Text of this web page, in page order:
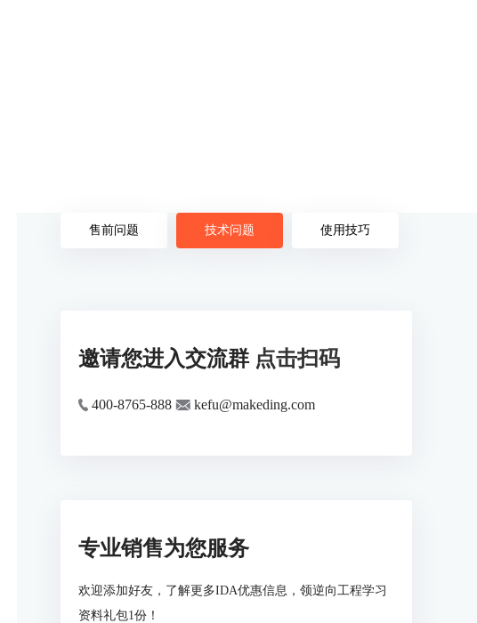
售前问题 技术问题 使用技巧
邀请您进入交流群 点击扫码
400-8765-888 kefu@makeding.com
专业销售为您服务
欢迎添加好友，了解更多IDA优惠信息，领逆向工程学习
资料礼包1份！